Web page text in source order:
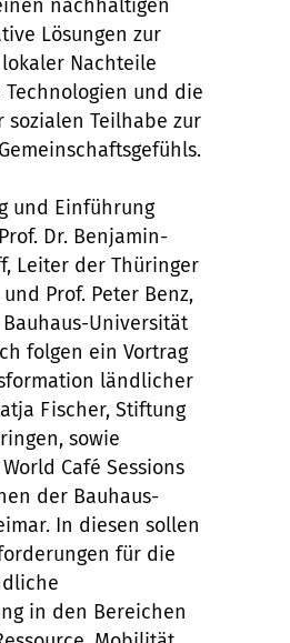
nachhaltigen
Lösungen zur
Nachteile
und die
sozialen Teilhabe zur
und Einführung
Dr. Benjamin-
Leiter der Thüringer
Prof. Peter Benz,
Universität
folgen ein Vortrag
ländlicher
Fischer, Stiftung
sowie
Café Sessions
der Bauhaus-
In diesen sollen
für die
in den Bereichen